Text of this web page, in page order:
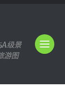
级景
游图